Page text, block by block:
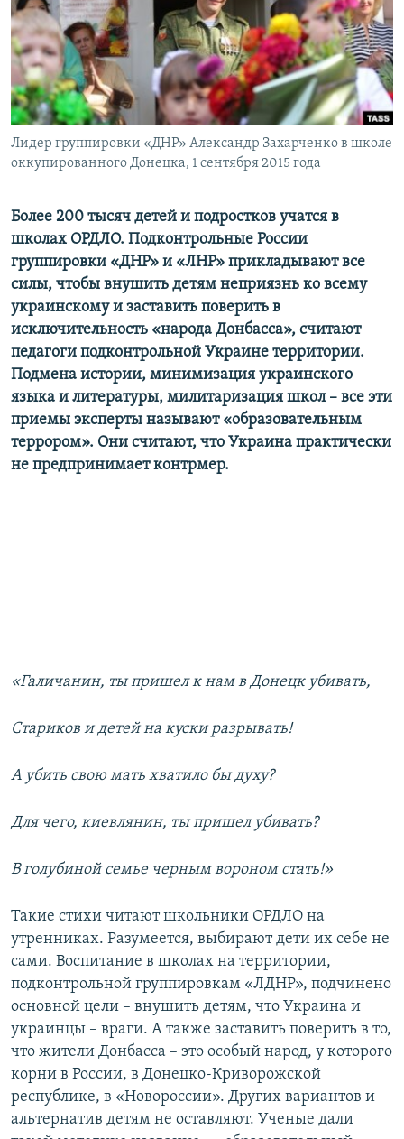
ПОБЕДИТЕЛЕЙ НЕ СУДЯТ?
КРЫМ.НЕПОКОРЕННЫЙ
ELIFBE
УКРАИНСКАЯ ПРОБЛЕМА КРЫМА
ПРИСОЕДИНЯЙТЕСЬ!
Все сайты RFE/RL
Лидер группировки «ДНР» Александр Захарченко в школе
оккупированного Донецка, 1 сентября 2015 года
Более 200 тысяч детей и подростков учатся в
школах ОРДЛО. Подконтрольные России
группировки «ДНР» и «ЛНР» прикладывают все
силы, чтобы внушить детям неприязнь ко всему
украинскому и заставить поверить в
исключительность «народа Донбасса», считают
педагоги подконтрольной Украине территории.
Подмена истории, минимизация украинского
языка и литературы, милитаризация школ – все эти
приемы эксперты называют «образовательным
террором». Они считают, что Украина практически
не предпринимает контрмер.
«Галичанин, ты пришел к нам в Донецк убивать,
Стариков и детей на куски разрывать!
А убить свою мать хватило бы духу?
Для чего, киевлянин, ты пришел убивать?
В голубиной семье черным вороном стать!»
Такие стихи читают школьники ОРДЛО на
утренниках. Разумеется, выбирают дети их себе не
сами. Воспитание в школах на территории,
подконтрольной группировкам «ЛДНР», подчинено
основной цели – внушить детям, что Украина и
украинцы – враги. А также заставить поверить в то,
что жители Донбасса – это особый народ, у которого
корни в России, в Донецко-Криворожской
республике, в «Новороссии». Других вариантов и
альтернатив детям не оставляют. Ученые дали